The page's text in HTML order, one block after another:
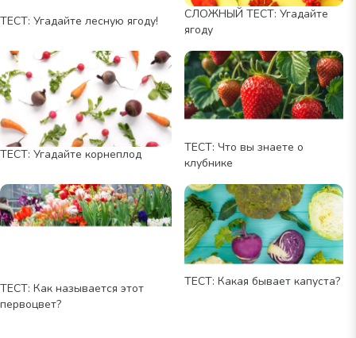
ТЕСТ: Угадайте лесную ягоду!
СЛОЖНЫЙ ТЕСТ: Угадайте
ягоду
ТЕСТ: Угадайте корнеплод
ТЕСТ: Что вы знаете о
клубнике
ТЕСТ: Как называется этот
первоцвет?
ТЕСТ: Какая бывает капуста?